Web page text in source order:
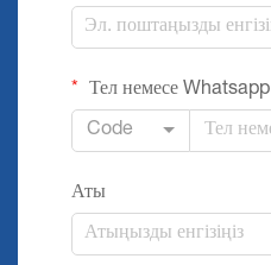
Тел немесе Whatsapp
Code
Аты